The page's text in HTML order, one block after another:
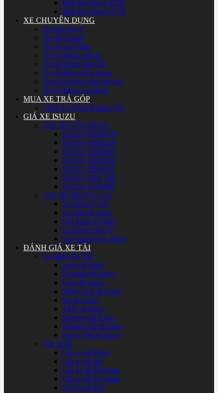
Đầu kéo Isuzu EXR
Đầu kéo Isuzu GVR
XE CHUYÊN DỤNG
Xe ben Isuzu
Xe bồn Isuzu
Xe ép rác Isuzu
Xe tải Isuzu chở xe
Xe tải Isuzu gắn cẩu
Xe tải đông lạnh Isuzu
Xe tải chở gia cầm gia súc
Xe tải Isuzu loại khác
MUA XE TRẢ GÓP
Công Cụ Tính Khoản Vay
GIÁ XE ISUZU
GIÁ XE TẢI ISUZU
ISUZU QKR230
ISUZU QKR210
ISUZU NPR400
ISUZU NQR550
ISUZU FRR650
ISUZU FSR 700
ISUZU FVR900
GIÁ XE ISUZU LCV
Xe Isuzu 7 chổ
Xe bán tải Isuzu
Giá Isuzu D-Max
Giá Isuzu Mu-X
Giá Isuzu Hi-Lander
ĐÁNH GIÁ XE TẢI
So Sánh Xe Tải
Isuzu & Hino
Hyundai & Isuzu
Fuso & Isuzu
Thaco Kia & Isuzu
Jac & Isuzu
TMT & Isuzu
Daewoo & Isuzu
Nissan UD & Isuzu
Isuzu VM & Isuzu
Giá xe tải
Giá xe tải Hino
Giá xe tải Jac
Giá xe tải Daewoo
Giá xe tải Hyundai
Giá xe tải Kia